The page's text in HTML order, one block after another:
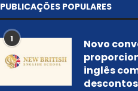
PUBLICAÇÕES POPULARES
1
Novo
inglês
descontos